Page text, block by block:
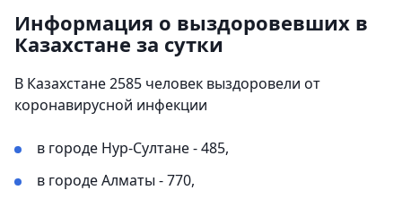
Информация о выздоровевших в
Казахстане за сутки
В Казахстане 2585 человек выздоровели от
коронавирусной инфекции
в городе Нур-Султане - 485,
в городе Алматы - 770,